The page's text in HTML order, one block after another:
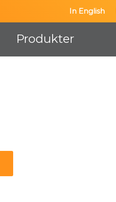
In English
Produkter